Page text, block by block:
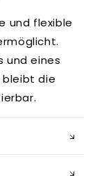
und flexible
und eines
bleibt die